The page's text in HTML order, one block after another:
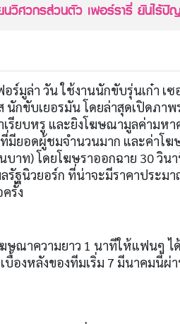
นวิศวกรส่วนตัว เฟอร์รารี่ ยันไร้ปั
ร์มูล่า วัน ใช้งานนักขับรุ่นเก๋า เซ
นักขับเยอรมัน โดยล่าสุดเปิดภาพ
รียบหรู และยิงโฆษณามูลค่ามหา
มียอดผู้ชมจำนวนมาก และค่าโฆ
บาท)โดยโฆษราออกฉาย 30วิน
ฐนิวยอร์ก ที่น่าจะมีราคาประม
รั้ง
ษณาความยาว 1 นาทีให้แฟนๆ ไ
บื้องหลังของทีมเริ่ม 7 มีนาคมนี้ผ่า